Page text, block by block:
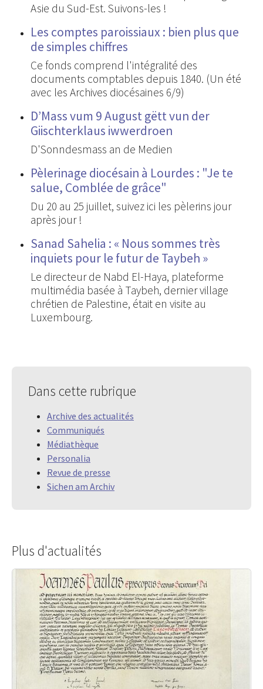
Asie du Sud-Est. Suivons-les !
Les comptes paroissiaux : bien plus que
de simples chiffres
Ce fonds comprend l'intégralité des
documents comptables depuis 1840. (Un été
avec les Archives diocésaines 6/9)
D’Mass vum 9 August gëtt vun der
Giischterklaus iwwerdroen
D'Sonndesmass an de Medien
Pèlerinage diocésain à Lourdes : "Je te
salue, Comblée de grâce"
Du 20 au 25 juillet, suivez ici les pèlerins jour
après jour !
Sanad Sahelia : « Nous sommes très
inquiets pour le futur de Taybeh »
Le directeur de Nabd El-Haya, plateforme
multimédia basée à Taybeh, dernier village
chrétien de Palestine, était en visite au
Luxembourg.
Dans cette rubrique
Archive des actualités
Communiqués
Médiathèque
Personalia
Revue de presse
Sichen am Archiv
Plus d'actualités